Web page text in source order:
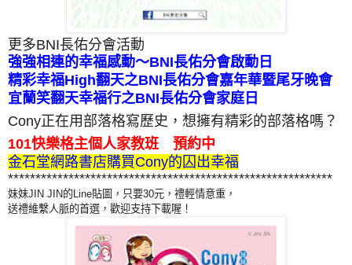
更多BNI長佑分會活動
強強相連的幸福感動～BNI長佑分會啟動日
精彩幸福High翻天之BNI長佑分會嘉年華暨尾牙晚會
宜蘭笑翻天幸福行之BNI長佑分會家庭日
Cony正在用部落格寫歷史，想擁有精彩的部落格嗎？
101快樂格主個人家教班 預約中
金石堂網路書店購買Cony的囚出幸福
***********************************************************
妹妹JIN JIN的Line貼圖，只要30元，禮輕情意重，
送禮維繫人脈的首選，歡迎支持下載喔！